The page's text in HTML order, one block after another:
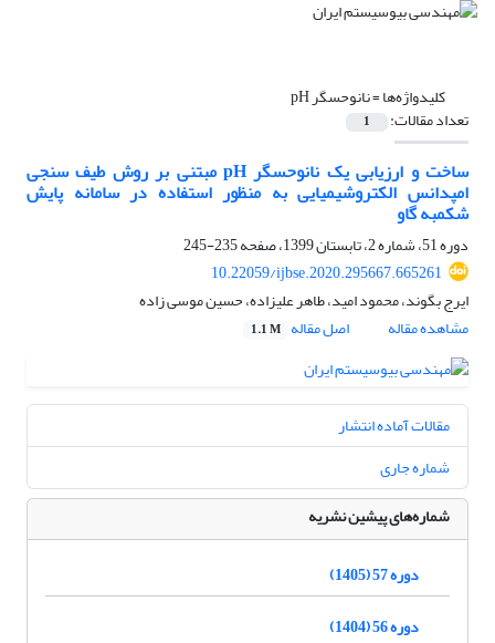
کلیدواژه‌ها =نانوحسگر pH
تعداد مقالات: 1
ساخت و ارزیابی یک نانوحسگر pH مبتنی بر روش طیف سنجی
امپدانس الکتروشیمیایی به منظور استفاده در سامانه پایش
شکمبه گاو
دوره 51، شماره 2، تابستان 1399، صفحه
235-245
10.22059/ijbse.2020.295667.665261
ایرج بگوند، محمود امید، طاهر علیزاده، حسین موسی زاده
مشاهده مقاله
اصل مقاله 1.1 M
مقالات آماده انتشار
شماره جاری
شماره‌های پیشین نشریه
دوره 57 (1405)
دوره 56 (1404)